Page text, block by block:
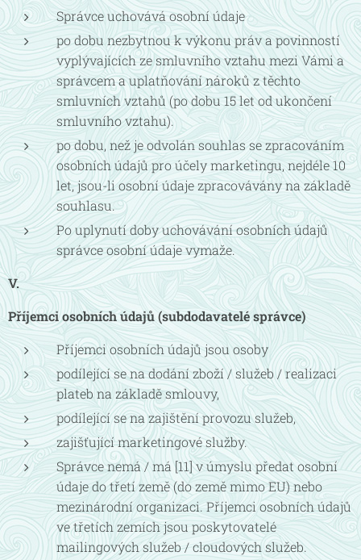
Správce uchovává osobní údaje
po dobu nezbytnou k výkonu práv a povinností
vyplývajících ze smluvního vztahu mezi Vámi a
správcem a uplatňování nároků z těchto
smluvních vztahů (po dobu 15 let od ukončení
smluvního vztahu).
po dobu, než je odvolán souhlas se zpracováním
osobních údajů pro účely marketingu, nejdéle 10
let, jsou-li osobní údaje zpracovávány na základě
souhlasu.
Po uplynutí doby uchovávání osobních údajů
správce osobní údaje vymaže.
V.
Příjemci osobních údajů (subdodavatelé správce)
Příjemci osobních údajů jsou osoby
podílející se na dodání zboží / služeb / realizaci
plateb na základě smlouvy,
podílející se na zajištění provozu služeb,
zajišťující marketingové služby.
Správce nemá / má [11] v úmyslu předat osobní
údaje do třetí země (do země mimo EU) nebo
mezinárodní organizaci. Příjemci osobních údajů
ve třetích zemích jsou poskytovatelé
mailingových služeb / cloudových služeb.